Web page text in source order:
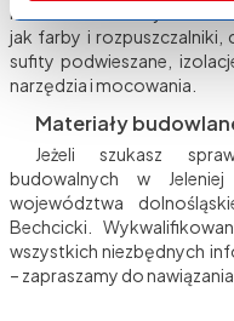
klientów. W naszej ofercie
jak farby i rozpuszczalniki,
sufity podwieszane,
narzędzia i mocowania.
Materiały
Jeżeli szukasz
budowalnych w
województwa
Bechcicki.
wszystkich niezbędnych
– zapraszamy do